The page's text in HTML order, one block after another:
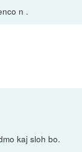
n .
kaj sloh bo.